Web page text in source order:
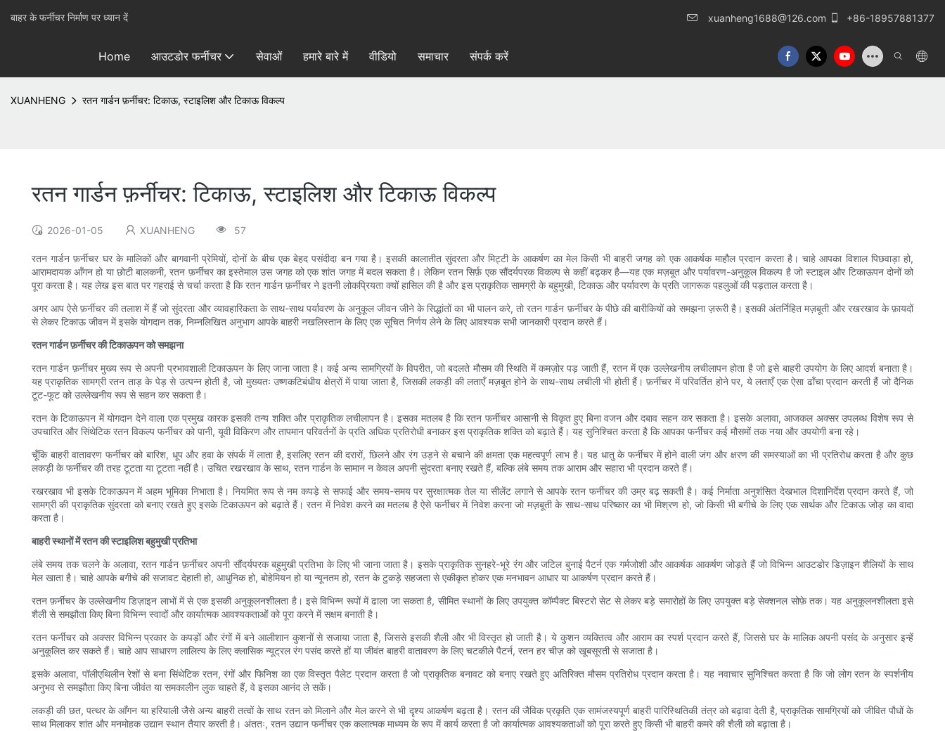
बाहर के फर्नीचर निर्माण पर ध्यान दें xuanheng1688@126.com +86-18957881377
Home आउटडोर फर्नीचर सेवाओं हमारे बारे में वीडियो समाचार संपर्क करें
XUANHENG रतन गार्डन फ़र्नीचर: टिकाऊ, स्टाइलिश और टिकाऊ विकल्प
रतन गार्डन फ़र्नीचर: टिकाऊ, स्टाइलिश और टिकाऊ विकल्प
2026-01-05 XUANHENG 57
रतन गार्डन फ़र्नीचर घर के मालिकों और बागवानी प्रेमियों, दोनों के बीच एक बेहद पसंदीदा बन गया है। इसकी कालातीत सुंदरता और मिट्टी के आकर्षण का मेल किसी भी बाहरी जगह को एक आकर्षक माहौल प्रदान करता है। चाहे आपका विशाल पिछवाड़ा हो,
आरामदायक आँगन हो या छोटी बालकनी, रतन फ़र्नीचर का इस्तेमाल उस जगह को एक शांत जगह में बदल सकता है। लेकिन रतन सिर्फ़ एक सौंदर्यपरक विकल्प से कहीं बढ़कर है—यह एक मज़बूत और पर्यावरण-अनुकूल विकल्प है जो स्टाइल और टिकाऊपन दोनों को
पूरा करता है। यह लेख इस बात पर गहराई से चर्चा करता है कि रतन गार्डन फ़र्नीचर ने इतनी लोकप्रियता क्यों हासिल की है और इस प्राकृतिक सामग्री के बहुमुखी, टिकाऊ और पर्यावरण के प्रति जागरूक पहलुओं की पड़ताल करता है।
अगर आप ऐसे फ़र्नीचर की तलाश में हैं जो सुंदरता और व्यावहारिकता के साथ-साथ पर्यावरण के अनुकूल जीवन जीने के सिद्धांतों का भी पालन करे, तो रतन गार्डन फ़र्नीचर के पीछे की बारीकियों को समझना ज़रूरी है। इसकी अंतर्निहित मज़बूती और रखरखाव के फ़ायदों
से लेकर टिकाऊ जीवन में इसके योगदान तक, निम्नलिखित अनुभाग आपके बाहरी नखलिस्तान के लिए एक सूचित निर्णय लेने के लिए आवश्यक सभी जानकारी प्रदान करते हैं।
रतन गार्डन फ़र्नीचर की टिकाऊपन को समझना
रतन गार्डन फ़र्नीचर मुख्य रूप से अपनी प्रभावशाली टिकाऊपन के लिए जाना जाता है। कई अन्य सामग्रियों के विपरीत, जो बदलते मौसम की स्थिति में कमज़ोर पड़ जाती हैं, रतन में एक उल्लेखनीय लचीलापन होता है जो इसे बाहरी उपयोग के लिए आदर्श बनाता है।
यह प्राकृतिक सामग्री रतन ताड़ के पेड़ से उत्पन्न होती है, जो मुख्यतः उष्णकटिबंधीय क्षेत्रों में पाया जाता है, जिसकी लकड़ी की लताएँ मज़बूत होने के साथ-साथ लचीली भी होती हैं। फ़र्नीचर में परिवर्तित होने पर, ये लताएँ एक ऐसा ढाँचा प्रदान करती हैं जो दैनिक
टूट-फूट को उल्लेखनीय रूप से सहन कर सकता है।
रतन के टिकाऊपन में योगदान देने वाला एक प्रमुख कारक इसकी तन्य शक्ति और प्राकृतिक लचीलापन है। इसका मतलब है कि रतन फर्नीचर आसानी से विकृत हुए बिना वजन और दबाव सहन कर सकता है। इसके अलावा, आजकल अक्सर उपलब्ध विशेष रूप से
उपचारित और सिंथेटिक रतन विकल्प फर्नीचर को पानी, यूवी विकिरण और तापमान परिवर्तनों के प्रति अधिक प्रतिरोधी बनाकर इस प्राकृतिक शक्ति को बढ़ाते हैं। यह सुनिश्चित करता है कि आपका फर्नीचर कई मौसमों तक नया और उपयोगी बना रहे।
चूँकि बाहरी वातावरण फर्नीचर को बारिश, धूप और हवा के संपर्क में लाता है, इसलिए रतन की दरारों, छिलने और रंग उड़ने से बचाने की क्षमता एक महत्वपूर्ण लाभ है। यह धातु के फर्नीचर में होने वाली जंग और क्षरण की समस्याओं का भी प्रतिरोध करता है और कुछ
लकड़ी के फर्नीचर की तरह टूटता या टूटता नहीं है। उचित रखरखाव के साथ, रतन गार्डन के सामान न केवल अपनी सुंदरता बनाए रखते हैं, बल्कि लंबे समय तक आराम और सहारा भी प्रदान करते हैं।
रखरखाव भी इसके टिकाऊपन में अहम भूमिका निभाता है। नियमित रूप से नम कपड़े से सफाई और समय-समय पर सुरक्षात्मक तेल या सीलेंट लगाने से आपके रतन फर्नीचर की उम्र बढ़ सकती है। कई निर्माता अनुशंसित देखभाल दिशानिर्देश प्रदान करते हैं, जो
सामग्री की प्राकृतिक सुंदरता को बनाए रखते हुए इसके टिकाऊपन को बढ़ाते हैं। रतन में निवेश करने का मतलब है ऐसे फर्नीचर में निवेश करना जो मज़बूती के साथ-साथ परिष्कार का भी मिश्रण हो, जो किसी भी बगीचे के लिए एक सार्थक और टिकाऊ जोड़ का वादा
करता है।
बाहरी स्थानों में रतन की स्टाइलिश बहुमुखी प्रतिभा
लंबे समय तक चलने के अलावा, रतन गार्डन फ़र्नीचर अपनी सौंदर्यपरक बहुमुखी प्रतिभा के लिए भी जाना जाता है। इसके प्राकृतिक सुनहरे-भूरे रंग और जटिल बुनाई पैटर्न एक गर्मजोशी और आकर्षक आकर्षण जोड़ते हैं जो विभिन्न आउटडोर डिज़ाइन शैलियों के साथ
मेल खाता है। चाहे आपके बगीचे की सजावट देहाती हो, आधुनिक हो, बोहेमियन हो या न्यूनतम हो, रतन के टुकड़े सहजता से एकीकृत होकर एक मनभावन आधार या आकर्षण प्रदान करते हैं।
रतन फ़र्नीचर के उल्लेखनीय डिज़ाइन लाभों में से एक इसकी अनुकूलनशीलता है। इसे विभिन्न रूपों में ढाला जा सकता है, सीमित स्थानों के लिए उपयुक्त कॉम्पैक्ट बिस्टरो सेट से लेकर बड़े समारोहों के लिए उपयुक्त बड़े सेक्शनल सोफ़े तक। यह अनुकूलनशीलता इसे
शैली से समझौता किए बिना विभिन्न स्वादों और कार्यात्मक आवश्यकताओं को पूरा करने में सक्षम बनाती है।
रतन फर्नीचर को अक्सर विभिन्न प्रकार के कपड़ों और रंगों में बने आलीशान कुशनों से सजाया जाता है, जिससे इसकी शैली और भी विस्तृत हो जाती है। ये कुशन व्यक्तित्व और आराम का स्पर्श प्रदान करते हैं, जिससे घर के मालिक अपनी पसंद के अनुसार इन्हें
अनुकूलित कर सकते हैं। चाहे आप साधारण लालित्य के लिए क्लासिक न्यूट्रल रंग पसंद करते हों या जीवंत बाहरी वातावरण के लिए चटकीले पैटर्न, रतन हर चीज़ को खूबसूरती से सजाता है।
इसके अलावा, पॉलीएथिलीन रेशों से बना सिंथेटिक रतन, रंगों और फिनिश का एक विस्तृत पैलेट प्रदान करता है जो प्राकृतिक बनावट को बनाए रखते हुए अतिरिक्त मौसम प्रतिरोध प्रदान करता है। यह नवाचार सुनिश्चित करता है कि जो लोग रतन के स्पर्शनीय
अनुभव से समझौता किए बिना जीवंत या समकालीन लुक चाहते हैं, वे इसका आनंद ले सकें।
लकड़ी की छत, पत्थर के आँगन या हरियाली जैसे अन्य बाहरी तत्वों के साथ रतन को मिलाने और मेल करने से भी दृश्य आकर्षण बढ़ता है। रतन की जैविक प्रकृति एक सामंजस्यपूर्ण बाहरी पारिस्थितिकी तंत्र को बढ़ावा देती है, प्राकृतिक सामग्रियों को जीवित पौधों के
साथ मिलाकर शांत और मनमोहक उद्यान स्थान तैयार करती है। अंततः, रतन उद्यान फर्नीचर एक कलात्मक माध्यम के रूप में कार्य करता है जो कार्यात्मक आवश्यकताओं को पूरा करते हुए किसी भी बाहरी कमरे की शैली को बढ़ाता है।